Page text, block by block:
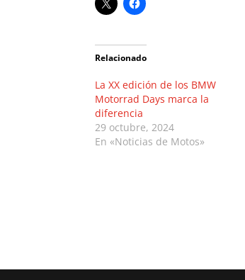
Relacionado
La XX edición de los BMW
Motorrad Days marca la
diferencia
29 octubre, 2024
En «Noticias de Motos»